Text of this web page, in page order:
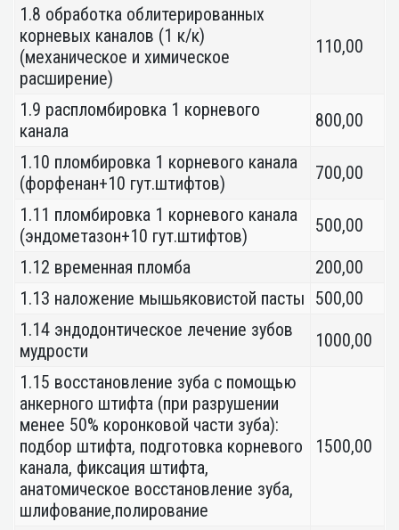
1.8 обработка облитерированных
корневых каналов (1 к/к)
(механическое и химическое
расширение)
110,00
1.9 распломбировка 1 корневого
канала
800,00
1.10 пломбировка 1 корневого канала
(форфенан+10 гут.штифтов)
700,00
1.11 пломбировка 1 корневого канала
(эндометазон+10 гут.штифтов)
500,00
1.12 временная пломба
200,00
1.13 наложение мышьяковистой пасты 500,00
1.14 эндодонтическое лечение зубов
мудрости
1000,00
1.15 восстановление зуба с помощью
анкерного штифта (при разрушении
менее 50% коронковой части зуба):
подбор штифта, подготовка корневого
канала, фиксация штифта,
анатомическое восстановление зуба,
шлифование,полирование
1500,00